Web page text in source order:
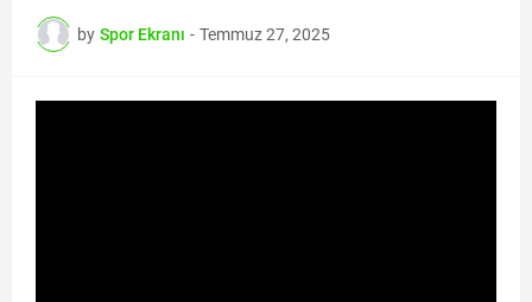
by Spor Ekranı - Temmuz 27, 2025